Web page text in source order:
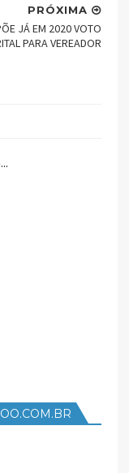
PRÓXIMA
JÁ EM 2020 VOTO
PARA VEREADOR